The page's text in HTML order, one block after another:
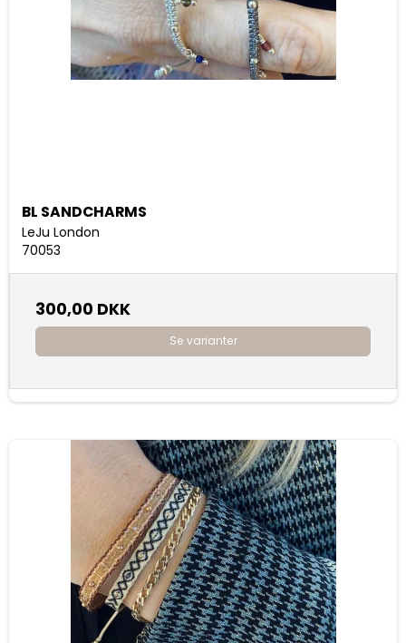
BL SANDCHARMS
LeJu London
70053
300,00 DKK
Se varianter